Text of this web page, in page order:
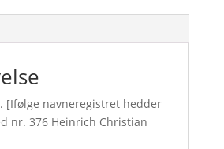
[Ifølge navneregistret hedder
nr. 376 Heinrich Christian